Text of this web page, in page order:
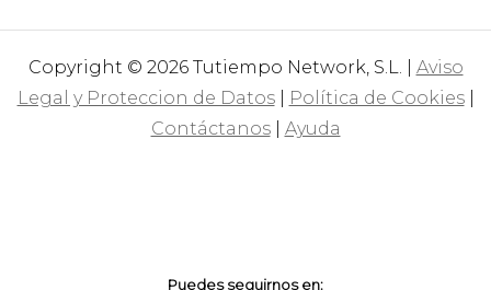
Copyright © 2026 Tutiempo Network, S.L. | Aviso
Legal y Proteccion de Datos| Política de Cookies|
Contáctanos| Ayuda
Puedes seguirnos en: